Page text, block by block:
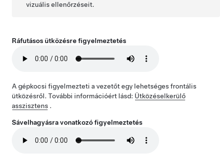
vizuális ellenőrzéseit.
Ráfutásos ütközésre figyelmeztetés
A gépkocsi figyelmezteti a vezetőt egy lehetséges frontális
ütközésről. További információért lásd: Ütközéselkerülő
asszisztens .
Sávelhagyásra vonatkozó figyelmeztetés